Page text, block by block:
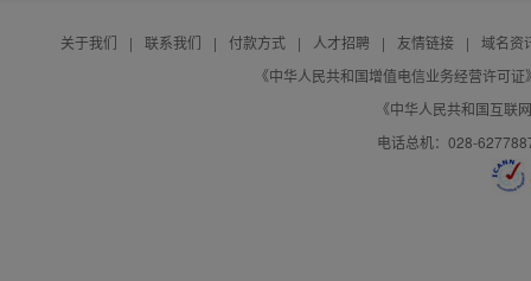
关于我们 | 联系我们 | 付款方式 | 人才招聘 | 友情链接 |
域名资
《中华人民共和国增值电信业务经营许可
《中华人民共和国互联
电话总机：028-